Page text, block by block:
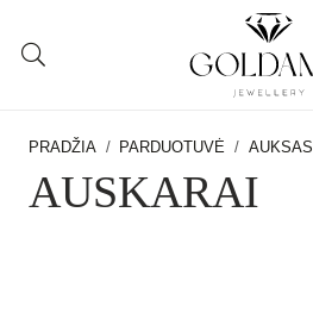
PRADŽIA / PARDUOTUVĖ / AUKSAS
AUSKARAI